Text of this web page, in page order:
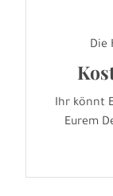
Die
Ihr könnt
Eurem